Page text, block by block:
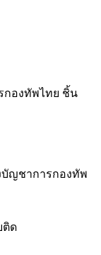
กองทัพไทย ชิ้น
บัญชาการกองทัพ
ติด